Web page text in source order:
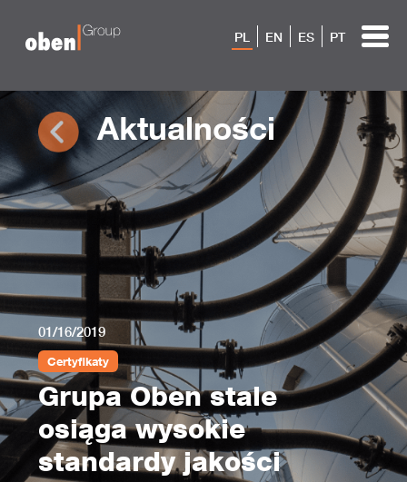
PL EN ES PT
Aktualności
01/16/2019
Certyfikaty
Grupa Oben stale
osiąga wysokie
standardy jakości